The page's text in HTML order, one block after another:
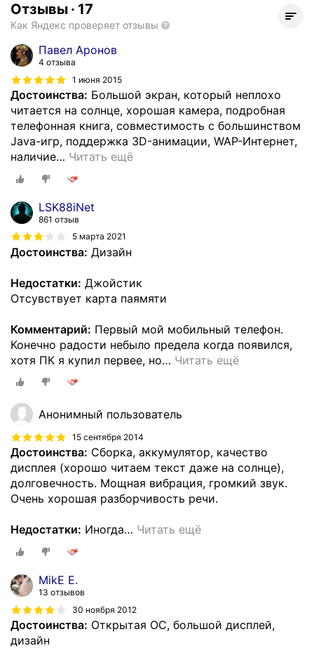
Отзывы · 17
Как Яндекс проверяет отзывы
Павел Аронов
4 отзыва
1 июня 2015
Достоинства: Большой экран, который неплохо
читается на солнце, хорошая камера, подробная
телефонная книга, совместимость с большинством
Java-игр, поддержка 3D-анимации, WAP-Интернет,
наличие… Читать ещё
LSK88iNet
861 отзыв
5 марта 2021
Достоинства: Дизайн
Недостатки: Джойстик
Отсувствует карта паямяти
Комментарий: Первый мой мобильный телефон.
Конечно радости небыло предела когда появился,
хотя ПК я купил первее, но… Читать ещё
Анонимный пользователь
15 сентября 2014
Достоинства: Сборка, аккумулятор, качество
дисплея (хорошо читаем текст даже на солнце),
долговечность. Мощная вибрация, громкий звук.
Очень хорошая разборчивость речи.
Недостатки: Иногда… Читать ещё
MikE E.
13 отзывов
30 ноября 2012
Достоинства: Открытая ОС, большой дисплей,
дизайн